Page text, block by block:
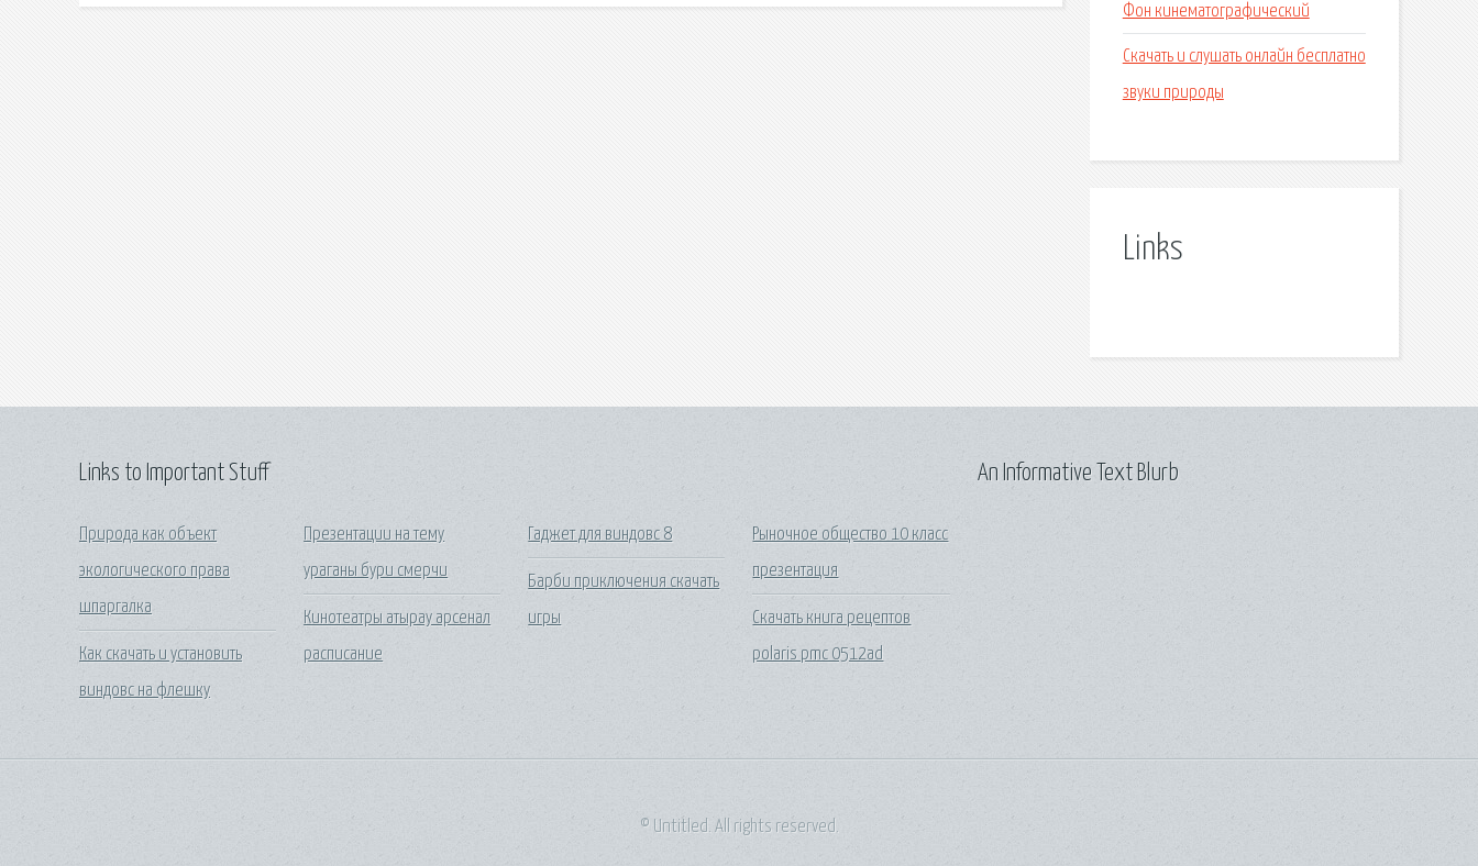
Фон кинематографический
Скачать и слушать онлайн бесплатно
звуки природы
Links
Links to Important Stuff
Природа как объект
экологического права
шпаргалка
Как скачать и установить
виндовс на флешку
Презентации на тему
ураганы бури смерчи
Кинотеатры атырау арсенал
расписание
Гаджет для виндовс 8
Барби приключения скачать
игры
Рыночное общество 10 класс
презентация
Скачать книга рецептов
polaris pmc 0512ad
An Informative Text Blurb
© Untitled. All rights reserved.